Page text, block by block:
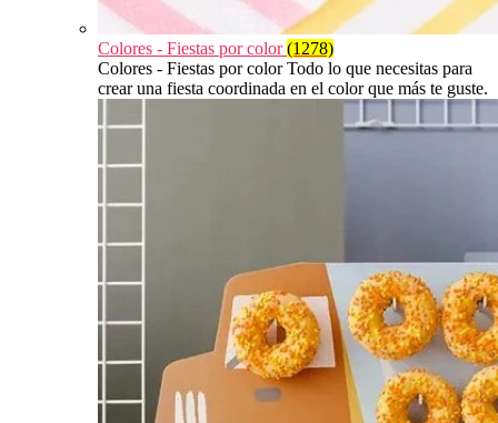
Colores - Fiestas por color(1278)
Colores - Fiestas por color Todo lo que necesitas para
crear una fiesta coordinada en el color que más te guste.